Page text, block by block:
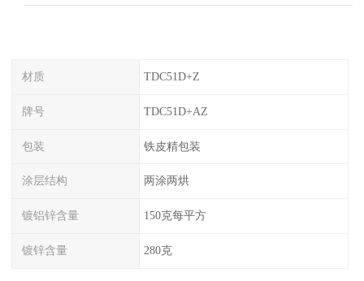
材质 TDC51D+Z
牌号 TDC51D+AZ
包装 铁皮精包装
涂层结构 两涂两烘
镀铝锌含量 150克每平方
镀锌含量 280克